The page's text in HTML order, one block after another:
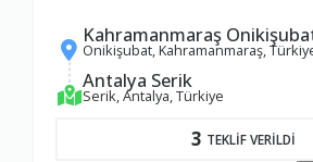
Kahramanmaraş
Onikişubat, Kahramanmaraş,
Antalya Serik
Serik, Antalya, Türkiye
3 TEKLİF VERİLDİ